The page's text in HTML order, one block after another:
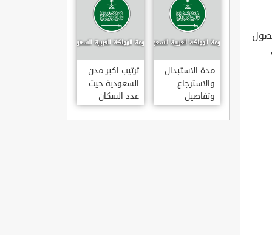
مدة الاستبدال
والاسترجاع ..
وتفاصيل
قانونها حسب
وزارة التجارة
ترتيب اكبر مدن
السعودية حيث
عدد السكان